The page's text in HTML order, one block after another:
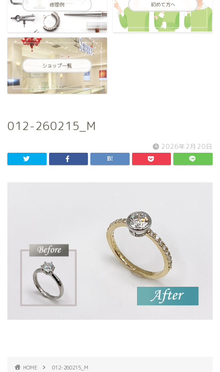
修理例 初めて方へ
ショップ一覧
012-260215_M
2026年2月20日
HOME 012-260215_M